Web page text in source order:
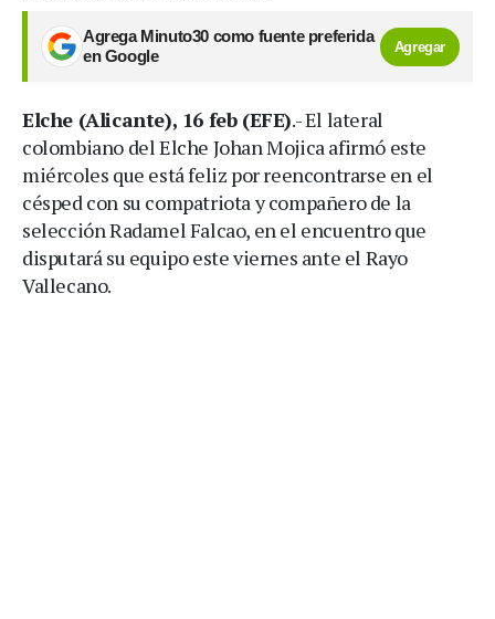
Agrega Minuto30 como fuente preferida
en Google
Agregar
Elche (Alicante), 16 feb (EFE).- El lateral
colombiano del Elche Johan Mojica afirmó este
miércoles que está feliz por reencontrarse en el
césped con su compatriota y compañero de la
selección Radamel Falcao, en el encuentro que
disputará su equipo este viernes ante el Rayo
Vallecano.